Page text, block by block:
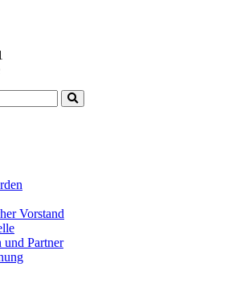
Vorstand
und Partner